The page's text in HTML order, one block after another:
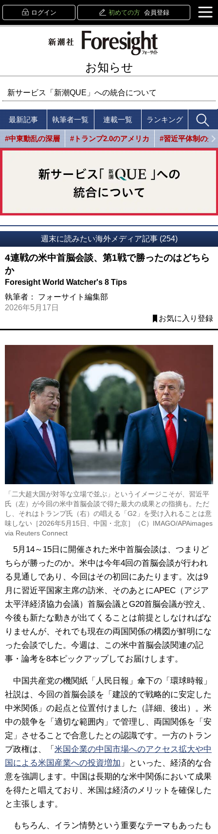
ログイン 初めての方 会員登録
お知らせ
新サービス「新潮QUE」への統合について
最新記事 執筆者一覧 連載一覧 ランキング
#中東動乱の深層 #トランプ2.0のアメリカ #習近平体制の光
週末に読みたい海外メディア記事 (254)
4連戦の米中首脳会談、第1戦で勝ったのはどちら
か
Foresight World Watcher's 8 Tips
執筆者： フォーサイト編集部
2026年5月17日
お気に入り登録
「二大超大国が対等な立場で並ぶ」というイメージこそが、習近平
氏（左）が今回の米中首脳会談で得た最大の成果との指摘も。ただ
し、それはトランプ氏（右）の唱える「G2」を受け入れることは意
味しない［2026年5月15日、中国・北京］（C）IMAGO/APAimages
via Reuters Connect
5月14～15日に開催された米中首脳会談は、つまりど
ちらが勝ったのか。米中は今年4回の首脳会談が行われ
る見通しであり、今回はその初回にあたります。次は9
月に習近平国家主席の訪米、そのあとにAPEC（アジア
太平洋経済協力会議）首脳会議とG20首脳会議が控え、
今後も新たな動きが出てくることは前提としなければな
りませんが、それでも現在の両国関係の構図が鮮明にな
った会談でした。今週は、この米中首脳会談関連の記
事・論考を8本ピックアップしてお届けします。
中国共産党の機関紙「人民日報」傘下の「環球時報」
社説は、今回の首脳会談を「建設的で戦略的に安定した
中米関係」の起点と位置付けました（詳細、後出）。米
中の競争を「適切な範囲内」で管理し、両国関係を「安
定」させることで合意したとの認識です。一方のトラン
プ政権は、「 米国企業の中国市場へのアクセス拡大や中
国による米国産業への投資増加 」といった、経済的な合
意を強調します。中国は長期的な米中関係において成果
を得たと唱えており、米国は経済のメリットを確保した
と主張します。
もちろん、イラン情勢という重要なテーマもあったも